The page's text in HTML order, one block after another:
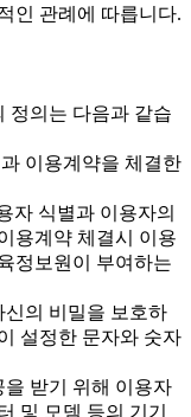
인 관례에 따릅니다.
정의는 다음과 같습
이용계약을 체결한
자 식별과 이용자의
용계약 체결시 이용
정보원이 부여하는
의 비밀을 보호하
설정한 문자와 숫자
받기 위해 이용자
및 모뎀 등의 기기